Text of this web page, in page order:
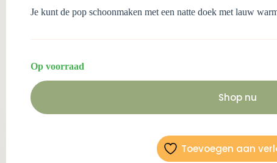
Je kunt de pop schoonmaken met een natte doek met lauw
Op voorraad
Shop nu
Toevoegen aan